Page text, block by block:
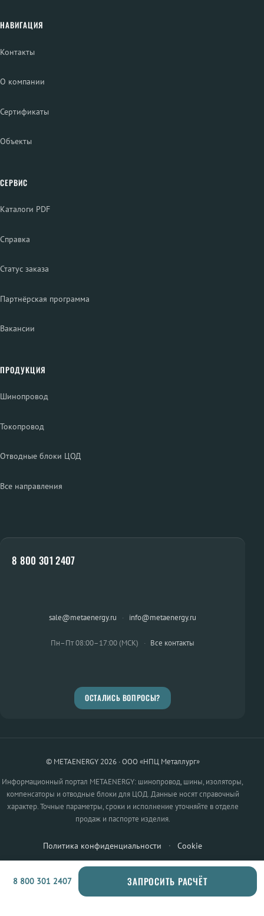
НАВИГАЦИЯ
Контакты
О компании
Сертификаты
Объекты
СЕРВИС
Каталоги PDF
Справка
Статус заказа
Партнёрская программа
Вакансии
ПРОДУКЦИЯ
Шинопровод
Токопровод
Отводные блоки ЦОД
Все направления
8 800 301 2407
sale@metaenergy.ru · info@metaenergy.ru
Пн–Пт 08:00–17:00 (МСК) · Все контакты
ОСТАЛИСЬ ВОПРОСЫ?
© METAENERGY 2026 · ООО «НПЦ Металлург»
Информационный портал METAENERGY: шинопровод, шины, изоляторы,
компенсаторы и отводные блоки для ЦОД. Данные носят справочный
характер. Точные параметры, сроки и исполнение уточняйте в отделе
продаж и паспорте изделия.
Политика конфиденциальности · Cookie
8 800 301 2407 ЗАПРОСИТЬ РАСЧЁТ